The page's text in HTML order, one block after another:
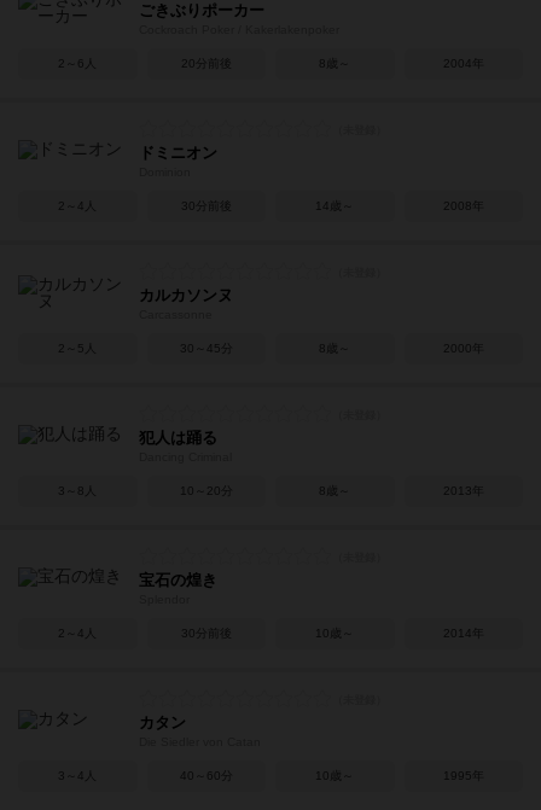
ごきぶりポーカー
2～6人 20分前後 8歳～ 2004年
ドミニオン
2～4人 30分前後 14歳～ 2008年
カルカソンヌ
2～5人 30～45分 8歳～ 2000年
犯人は踊る
3～8人 10～20分 8歳～ 2013年
宝石の煌き
2～4人 30分前後 10歳～ 2014年
カタン
3～4人 40～60分 10歳～ 1995年